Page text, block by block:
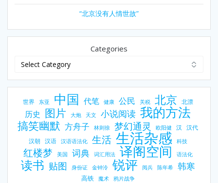
“北京没有人情世故”
Categories
世界 东亚 中国 代笔 健康 公民 关税 北京 北漂
历史 图片 大炮 天文 小说阅读 我的方法
搞笑幽默 方舟子 林则徐 梦幻通灵 欧阳健 汉 汉代
汉朝 汉语 汉语语法化 生活 生活杂感 科技
红楼梦 美国 词典 词汇用法 译阁空间 语法化
读书 贴图 身份证 金钟泠 锐评 阅兵 陈年希 韩寒
高铁 魔术 鸦片战争